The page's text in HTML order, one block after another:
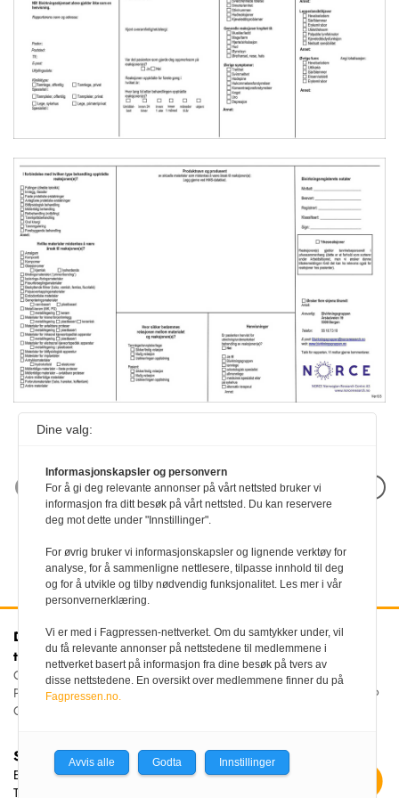
Neste artikkel
Den norske
tannlegeforenings Tidende
Christiania Torv 5, 0158 Oslo
Postboks 2073 Vika, 0125
OSLO
Kontakt oss
Tlf:22 54 74 00
E-post:
tidende@tannlegeforeningen.no
Sjefredaktør
Ellen Beate Dyvi
Tidende redigeres etter
Dine valg:
Informasjonskapsler og personvern
For å gi deg relevante annonser på vårt nettsted bruker vi
informasjon fra ditt besøk på vårt nettsted. Du kan reservere
deg mot dette under "Innstillinger".
For øvrig bruker vi informasjonskapsler og lignende verktøy for
analyse, for å sammenligne nettlesere, tilpasse innhold til deg
og for å utvikle og tilby nødvendig funksjonalitet. Les mer i vår
personvernerklæring.
Vi er med i Fagpressen-nettverket. Om du samtykker under, vil
du få relevante annonser på nettstedene til medlemmene i
nettverket basert på informasjon fra dine besøk på tvers av
disse nettstedene. En oversikt over medlemmene finner du på
Fagpressen.no.
Avvis alle Godta Innstillinger